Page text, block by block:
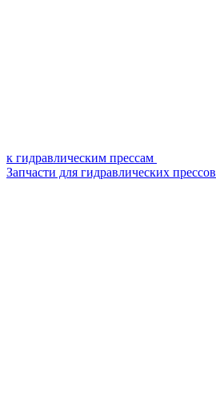
к гидравлическим прессам
Запчасти для гидравлических прессов